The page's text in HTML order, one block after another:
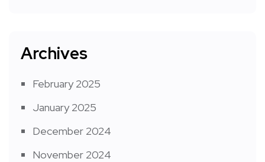
Archives
February 2025
January 2025
December 2024
November 2024